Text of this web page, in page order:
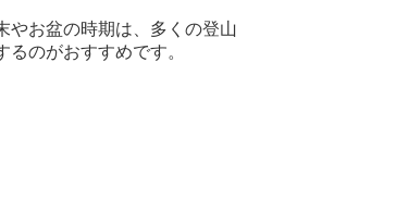
やお盆の時期は、多くの登山
のがおすすめです。